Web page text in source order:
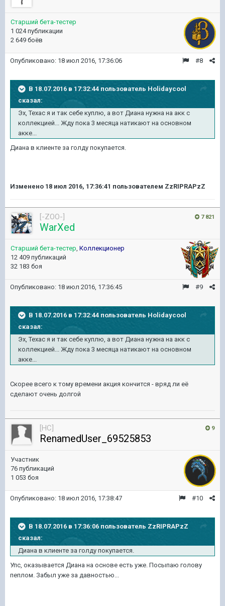
Старший бета-тестер
1 024 публикации
2 649 боёв
#8
Опубликовано: 18 июл 2016, 17:36:06
В 18.07.2016 в 17:32:44 пользователь Holidaycool
сказал:
Эх, Техас я и так себе куплю, а вот Диана нужна на акк с
коллекцией... Жду пока 3 месяца натикают на основном
акке...
Диана в клиенте за голду покупается.
Изменено 18 июл 2016, 17:36:41 пользователем ZzRIPRAPzZ
7 821
[-ZOO-]
WarXed
Старший бета-тестер Коллекционер
12 409 публикаций
32 183 боя
#9
Опубликовано: 18 июл 2016, 17:36:45
В 18.07.2016 в 17:32:44 пользователь Holidaycool
сказал:
Эх, Техас я и так себе куплю, а вот Диана нужна на акк с
коллекцией... Жду пока 3 месяца натикают на основном
акке...
Скорее всего к тому времени акция кончится - вряд ли её
сделают очень долгой
9
[HC]
RenamedUser_69525853
Участник
76 публикаций
1 053 боя
#10
Опубликовано: 18 июл 2016, 17:38:47
В 18.07.2016 в 17:36:06 пользователь ZzRIPRAPzZ
сказал:
Диана в клиенте за голду покупается.
Упс, оказывается Диана на основе есть уже. Посыпаю голову
пеплом. Забыл уже за давностью...